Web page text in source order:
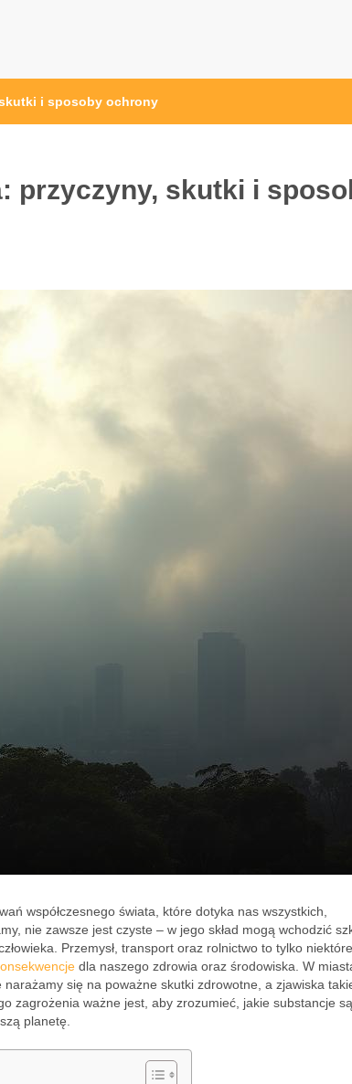
i sposoby ochrony
przyczyny, skutki i
współczesnego świata, które dotyka nas wszystkich,
nie zawsze jest czyste – w jego skład mogą wchodzić
Przemysł, transport oraz rolnictwo to tylko
dla naszego zdrowia oraz środowiska. W
się na poważne skutki zdrowotne, a zjawiska
zagrożenia ważne jest, aby zrozumieć, jakie substancje są
planetę.